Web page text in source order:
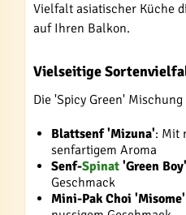
Vielfalt asiatischer Küche
auf Ihren Balkon.
Vielseitige
Die 'Spicy Green'
Blattsenf 'Mizuna': Mit
senfartigem Aroma
Senf-Spinat 'Green Boy'
Geschmack
Mini-Pak Choi 'Misome'